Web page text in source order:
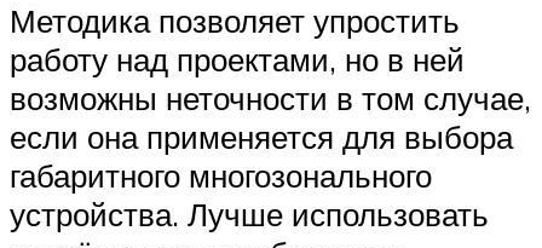
Методика позволяет упростить
работу над проектами, но в ней
возможны неточности в том случае,
если она применяется для выбора
габаритного многозонального
устройства. Лучше использовать